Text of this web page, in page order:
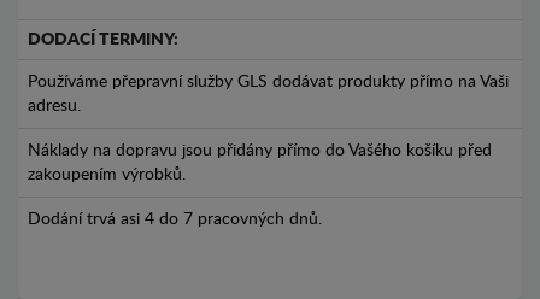
DODACÍ TERMINY:
Používáme přepravní služby GLS dodávat produkty přímo na Vaši
adresu.
Náklady na dopravu jsou přidány přímo do Vašého košíku před
zakoupením výrobků.
Dodání trvá asi 4 do 7 pracovných dnů.